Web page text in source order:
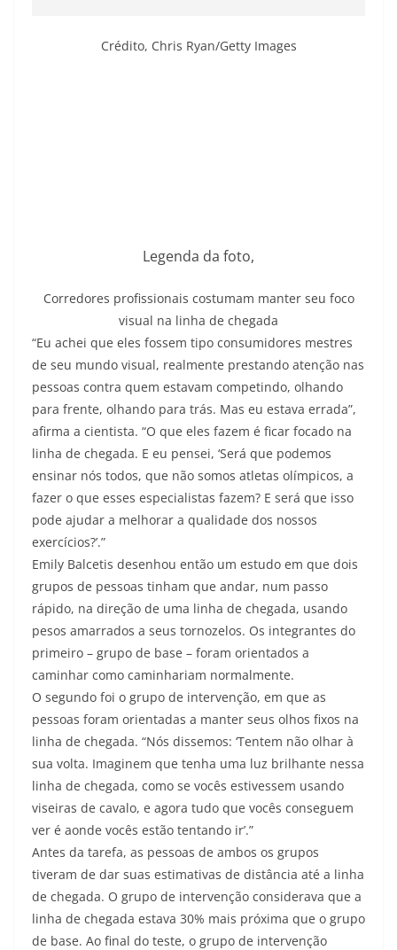
Crédito, Chris Ryan/Getty Images
Legenda da foto,
Corredores profissionais costumam manter seu foco
visual na linha de chegada
“Eu achei que eles fossem tipo consumidores mestres
de seu mundo visual, realmente prestando atenção nas
pessoas contra quem estavam competindo, olhando
para frente, olhando para trás. Mas eu estava errada”,
afirma a cientista. “O que eles fazem é ficar focado na
linha de chegada. E eu pensei, ‘Será que podemos
ensinar nós todos, que não somos atletas olímpicos, a
fazer o que esses especialistas fazem? E será que isso
pode ajudar a melhorar a qualidade dos nossos
exercícios?’.”
Emily Balcetis desenhou então um estudo em que dois
grupos de pessoas tinham que andar, num passo
rápido, na direção de uma linha de chegada, usando
pesos amarrados a seus tornozelos. Os integrantes do
primeiro – grupo de base – foram orientados a
caminhar como caminhariam normalmente.
O segundo foi o grupo de intervenção, em que as
pessoas foram orientadas a manter seus olhos fixos na
linha de chegada. “Nós dissemos: ‘Tentem não olhar à
sua volta. Imaginem que tenha uma luz brilhante nessa
linha de chegada, como se vocês estivessem usando
viseiras de cavalo, e agora tudo que vocês conseguem
ver é aonde vocês estão tentando ir’.”
Antes da tarefa, as pessoas de ambos os grupos
tiveram de dar suas estimativas de distância até a linha
de chegada. O grupo de intervenção considerava que a
linha de chegada estava 30% mais próxima que o grupo
de base. Ao final do teste, o grupo de intervenção